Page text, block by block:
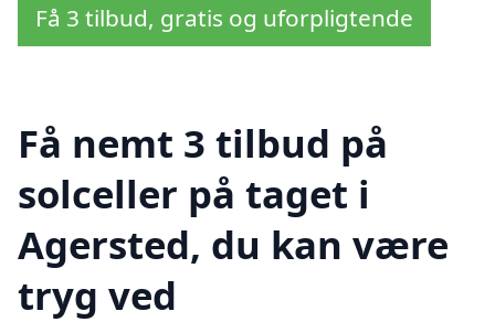
Få 3 tilbud, gratis og uforpligtende
Få nemt 3 tilbud på
solceller på taget i
Agersted, du kan være
tryg ved